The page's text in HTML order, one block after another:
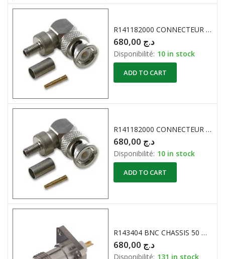
R141182000 CONNECTEUR BNC COAXIAL RF COUDE RG58 RG141 50 Ohm
د.ج
Disponibilité: 10 in stock
ADD TO CART
R141182000 CONNECTEUR BNC COAXIAL RF COUDE RG58 RG141 50 Ohm 4Ghz
د.ج
Disponibilité: 10 in stock
ADD TO CART
R143404 BNC CHASSIS 50 Ohm 11Ghz
د.ج
Disponibilité: 131 in stock